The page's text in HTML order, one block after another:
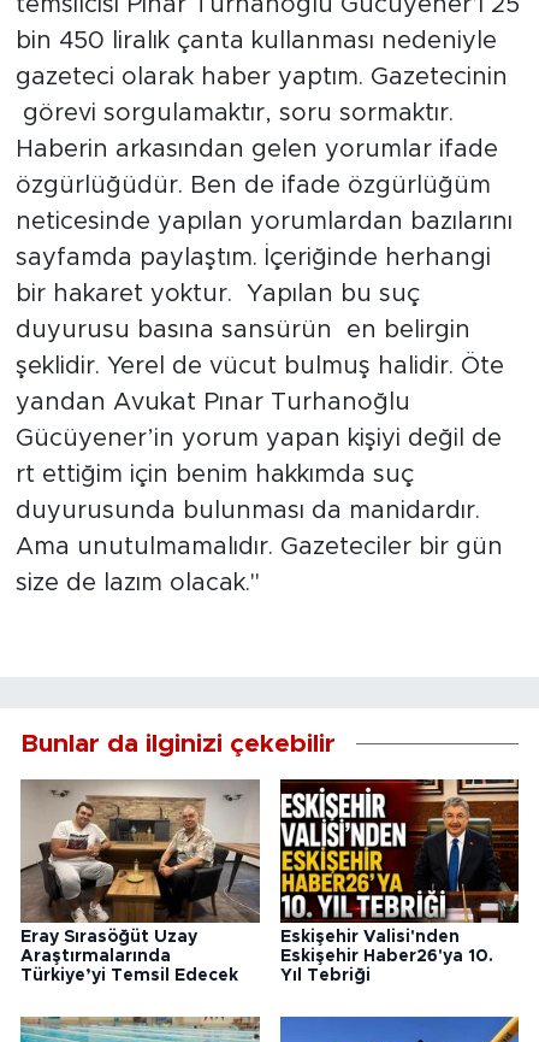
bin 450 liralık çanta kullanması nedeniyle
gazeteci olarak haber yaptım. Gazetecinin
görevi sorgulamaktır, soru sormaktır.
Haberin arkasından gelen yorumlar ifade
özgürlüğüdür. Ben de ifade özgürlüğüm
neticesinde yapılan yorumlardan bazılarını
sayfamda paylaştım. İçeriğinde herhangi
bir hakaret yoktur. Yapılan bu suç
duyurusu basına sansürün en belirgin
şeklidir. Yerel de vücut bulmuş halidir. Öte
yandan Avukat Pınar Turhanoğlu
Gücüyener’in yorum yapan kişiyi değil de
rt ettiğim için benim hakkımda suç
duyurusunda bulunması da manidardır.
Ama unutulmamalıdır. Gazeteciler bir gün
size de lazım olacak."
Bunlar da ilginizi çekebilir
Eray Sırasöğüt Uzay
Araştırmalarında
Türkiye’yi Temsil Edecek
Eskişehir Valisi'nden
Eskişehir Haber26'ya 10.
Yıl Tebriği